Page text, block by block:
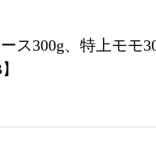
ス300g、特上モモ